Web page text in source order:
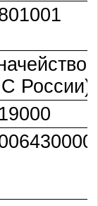
России)